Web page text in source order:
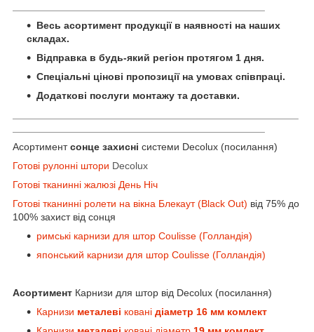
Весь асортимент продукції в наявності на наших
складах.
Відправка в будь-який регіон протягом 1 дня.
Спеціальні цінові пропозиції на умовах співпраці.
Додаткові послуги монтажу та доставки.
Асортиментсонце захисні системи Decolux (посилання)
Готові рулонні штори Decolux
Готові тканинні жалюзі День Ніч
Готові тканинні ролети на вікна Блекаут (Black Out) від 75% до
100% захист від сонця
римські карнизи для штор Coulisse (Голландія)
японський карнизи для штор Coulisse (Голландія)
Асортимент Карнизи для штор від Decolux (посилання)
Карнизи металеві ковані діаметр 16 мм комлект